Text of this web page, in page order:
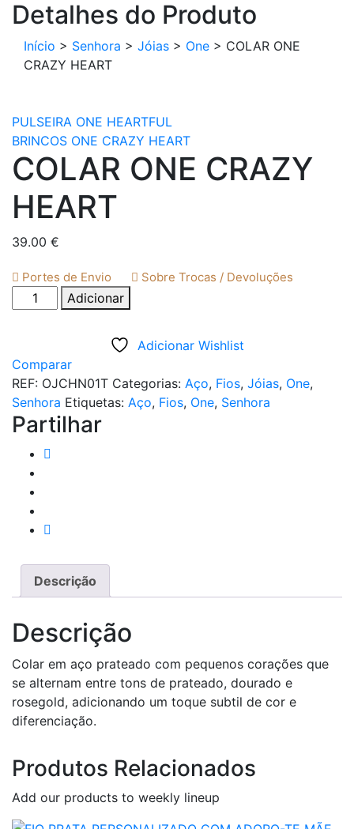
Detalhes do Produto
Início > Senhora > Jóias > One > COLAR ONE
CRAZY HEART
PULSEIRA ONE HEARTFUL
BRINCOS ONE CRAZY HEART
COLAR ONE CRAZY
HEART
39.00 €
Portes de Envio Sobre Trocas / Devoluções
Quantidade
de
CRAZY
HEART
Adicionar
Adicionar Wishlist
Comparar
REF: OJCHN01T Categorias: Aço, Fios, Jóias, One,
Senhora Etiquetas: Aço, Fios, One, Senhora
Partilhar
Descrição
Descrição
Colar em aço prateado com pequenos corações que
se alternam entre tons de prateado, dourado e
rosegold, adicionando um toque subtil de cor e
diferenciação.
Produtos Relacionados
Add our products to weekly lineup